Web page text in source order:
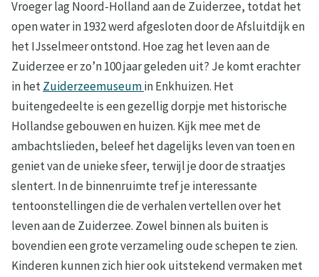
Vroeger lag Noord-Holland aan de Zuiderzee, totdat het
open water in 1932 werd afgesloten door de Afsluitdijk en
het IJsselmeer ontstond. Hoe zag het leven aan de
Zuiderzee er zo’n 100 jaar geleden uit? Je komt erachter
in hetZuiderzeemuseumin Enkhuizen. Het
buitengedeelte is een gezellig dorpje met historische
Hollandse gebouwen en huizen. Kijk mee met de
ambachtslieden, beleef het dagelijks leven van toen en
geniet van de unieke sfeer, terwijl je door de straatjes
slentert. In de binnenruimte tref je interessante
tentoonstellingen die de verhalen vertellen over het
leven aan de Zuiderzee. Zowel binnen als buiten is
bovendien een grote verzameling oude schepen te zien.
Kinderen kunnen zich hier ook uitstekend vermaken met